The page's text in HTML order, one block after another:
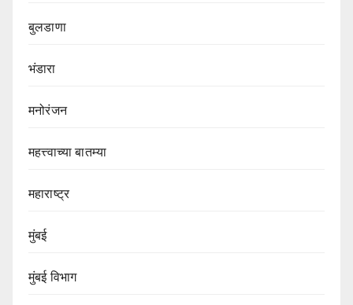
बुलडाणा
भंडारा
मनोरंजन
महत्त्वाच्या बातम्या
महाराष्ट्र
मुंबई
मुंबई विभाग‌